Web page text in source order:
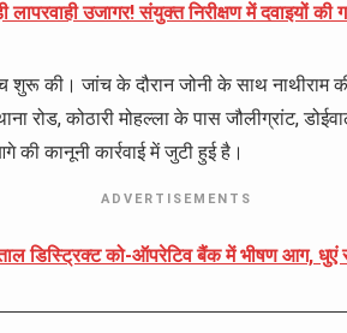
लापरवाही उजागर! संयुक्त निरीक्षण में दवाइयों
की। जांच के दौरान जोनी के साथ नाथीराम
रोड, कोठारी मोहल्ला के पास जौलीग्रांट,
की कानूनी कार्रवाई में जुटी हुई है।
ADVERTISEMENTS
डिस्ट्रिक्ट को-ऑपरेटिव बैंक में भीषण आग,